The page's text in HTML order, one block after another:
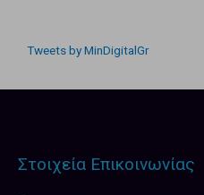
Tweets by MinDigitalGr
Στοιχεία Επικοινωνίας